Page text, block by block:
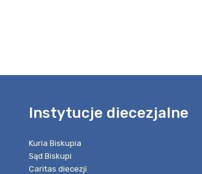
Instytucje diecezjalne
Kuria Biskupia
Sąd Biskupi
Caritas diecezji